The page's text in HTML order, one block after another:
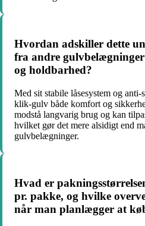
Hvordan adskiller dette
fra andre
og holdbarhed?
Med sit stabile låsesystem og
klik-gulv både komfort og
modstå langvarig brug og kan
hvilket gør det mere alsidigt end
gulvbelægninger.
Hvad er
pr. pakke, og hvilke
når man planlægger at